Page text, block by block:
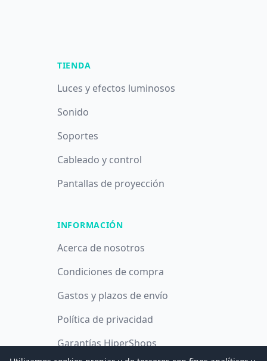
TIENDA
Luces y efectos luminosos
Sonido
Soportes
Cableado y control
Pantallas de proyección
INFORMACIÓN
Acerca de nosotros
Condiciones de compra
Gastos y plazos de envío
Política de privacidad
Garantías HiperShops